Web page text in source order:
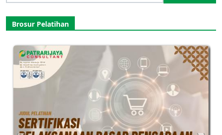
for:
Brosur Pelatihan